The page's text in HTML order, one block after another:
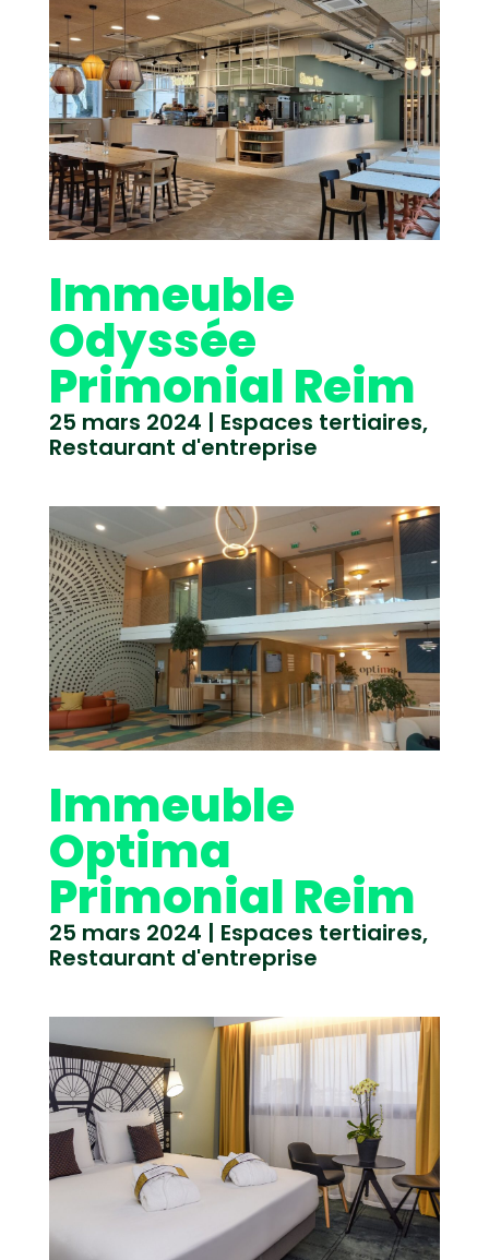
Immeuble
Odyssée
Primonial Reim
25 mars 2024 | Espaces tertiaires,
Restaurant d'entreprise
Immeuble
Optima
Primonial Reim
25 mars 2024 | Espaces tertiaires,
Restaurant d'entreprise